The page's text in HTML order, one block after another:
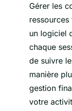
Gérer les
un logiciel
chaque
de suivre
manière
gestion
votre